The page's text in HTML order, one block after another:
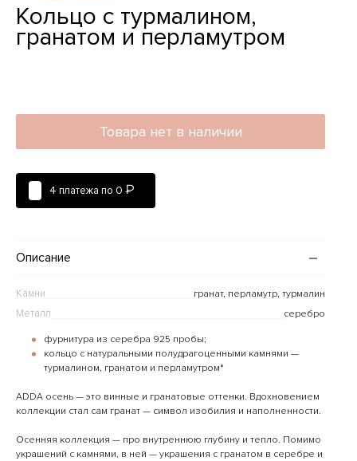
Кольцо с турмалином,
гранатом и перламутром
Товара нет в наличии
4 платежа по 0 ₽
Описание
Камни гранат, перламутр, турмалин
Металл серебро
фурнитура из серебра 925 пробы;
кольцо с натуральными полудрагоценными камнями —
турмалином, гранатом и перламутром*
ADDA осень — это винные и гранатовые оттенки. Вдохновением
коллекции стал сам гранат — символ изобилия и наполненности.
Осенняя коллекция — про внутреннюю глубину и тепло. Помимо
украшений с камнями, в ней — украшения с гранатом в серебре и